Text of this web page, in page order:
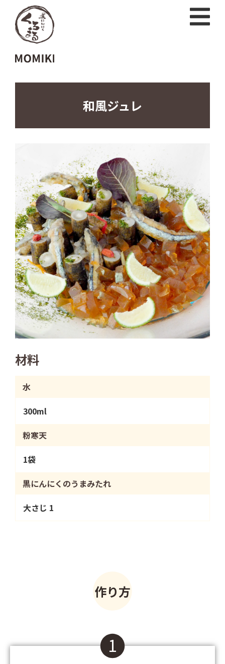
和風ジュレ
材料
水
300ml
粉寒天
1袋
黒にんにくのうまみたれ
大さじ 1
作り方
1